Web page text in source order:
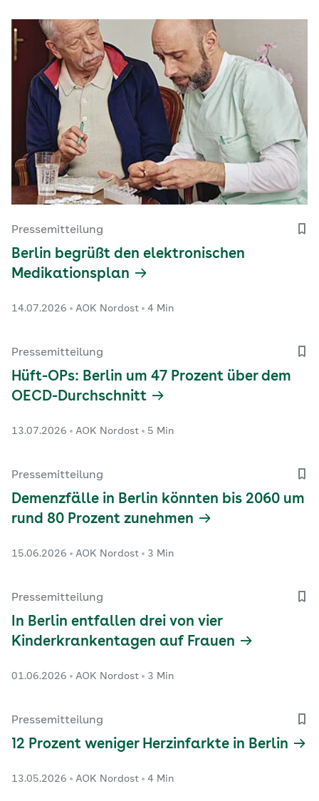
Pressemitteilung
Berlin begrüßt den elektronischen
Medikationsplan
14.07.2026 AOK Nordost 4 Min
Pressemitteilung
Hüft-OPs: Berlin um 47 Prozent über dem
OECD-Durchschnitt
13.07.2026 AOK Nordost 5 Min
Pressemitteilung
Demenzfälle in Berlin könnten bis 2060 um
rund 80 Prozent zunehmen
15.06.2026 AOK Nordost 3 Min
Pressemitteilung
In Berlin entfallen drei von vier
Kinderkrankentagen auf Frauen
01.06.2026 AOK Nordost 3 Min
Pressemitteilung
12 Prozent weniger Herzinfarkte in Berlin
13.05.2026 AOK Nordost 4 Min